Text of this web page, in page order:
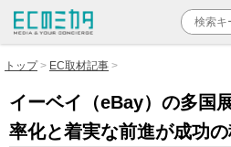
トップ EC取材記事
イーベイ（eBay）の多国
率化と着実な前進が成功の